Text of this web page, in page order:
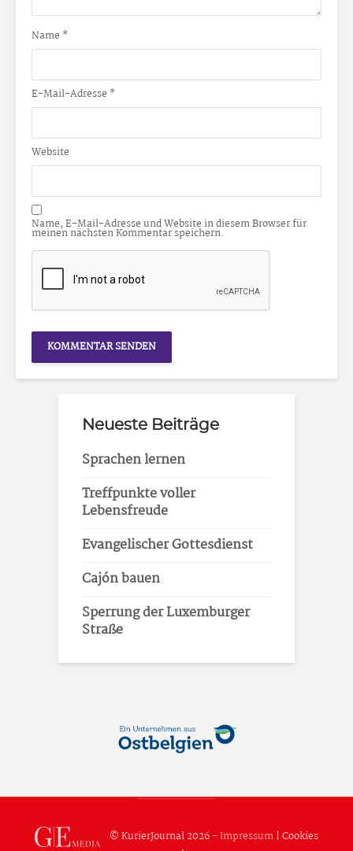
Name *
E-Mail-Adresse *
Website
Name, E-Mail-Adresse und Website in diesem Browser für
meinen nächsten Kommentar speichern.
Neueste Beiträge
Sprachen lernen
Treffpunkte voller
Lebensfreude
Evangelischer Gottesdienst
Cajón bauen
Sperrung der Luxemburger
Straße
© KurierJournal 2026 -Impressum| Cookies